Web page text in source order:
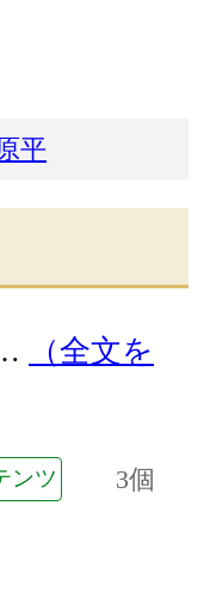
平
（全文を
ンツ 3個